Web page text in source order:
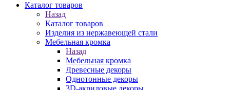
Каталог товаров
Назад
Каталог товаров
Изделия из нержавеющей стали
Мебельная кромка
Назад
Мебельная кромка
Древесные декоры
Однотонные декоры
3D-акриловые декоры